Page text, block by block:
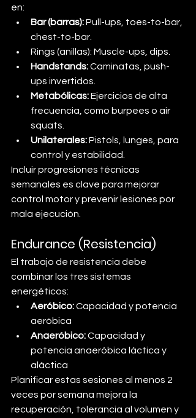
en:
Bar (barras): Pull-ups, toes-to-bar,
chest-to-bar.
Rings (anillas): Muscle-ups, dips.
Handstands: Caminatas, push-
ups invertidos.
Metabólicas: Ejercicios de alta
frecuencia, como burpees o air
squats.
Unilaterales: Pistols, lunges, para
control y estabilidad.
Incluir progresiones técnicas
semanales es clave para mejorar
control motor y prevenir lesiones por
mala ejecución.
Endurance (Resistencia)
El trabajo de resistencia debe
combinar los tres sistemas
energéticos:
Aeróbico: Capacidad y potencia
aeróbica
Anaeróbico: Capacidad y
potencia anaeróbica láctica y
aláctica
Planificar estas sesiones al menos 2
veces por semana mejora la
recuperación, tolerancia al volumen y